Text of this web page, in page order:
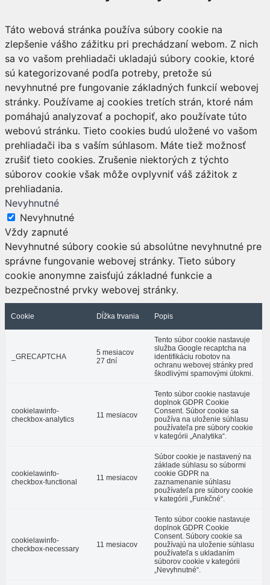
Táto webová stránka používa súbory cookie na
zlepšenie vášho zážitku pri prechádzaní webom. Z nich
sa vo vašom prehliadači ukladajú súbory cookie, ktoré
sú kategorizované podľa potreby, pretože sú
nevyhnutné pre fungovanie základných funkcií webovej
stránky. Používame aj cookies tretích strán, ktoré nám
pomáhajú analyzovať a pochopiť, ako používate túto
webovú stránku. Tieto cookies budú uložené vo vašom
prehliadači iba s vaším súhlasom. Máte tiež možnosť
zrušiť tieto cookies. Zrušenie niektorých z týchto
súborov cookie však môže ovplyvniť váš zážitok z
prehliadania.
Nevyhnutné
Nevyhnutné
Vždy zapnuté
Nevyhnutné súbory cookie sú absolútne nevyhnutné pre
správne fungovanie webovej stránky. Tieto súbory
cookie anonymne zaisťujú základné funkcie a
bezpečnostné prvky webovej stránky.
Cookie Dĺžka trvania Popis
_GRECAPTCHA
5 mesiacov
27 dní
Tento súbor cookie nastavuje
služba Google recaptcha na
identifikáciu robotov na
ochranu webovej stránky pred
škodlivými spamovými útokmi.
cookielawinfo-
checkbox-analytics
11 mesiacov
Tento súbor cookie nastavuje
doplnok GDPR Cookie
Consent. Súbor cookie sa
používa na uloženie súhlasu
používateľa pre súbory cookie
v kategórii „Analytika“.
cookielawinfo-
checkbox-functional
11 mesiacov
Súbor cookie je nastavený na
základe súhlasu so súbormi
cookie GDPR na
zaznamenanie súhlasu
používateľa pre súbory cookie
v kategórii „Funkčné“.
cookielawinfo-
checkbox-necessary
11 mesiacov
Tento súbor cookie nastavuje
doplnok GDPR Cookie
Consent. Súbory cookie sa
používajú na uloženie súhlasu
používateľa s ukladaním
súborov cookie v kategórii
„Nevyhnutné“.